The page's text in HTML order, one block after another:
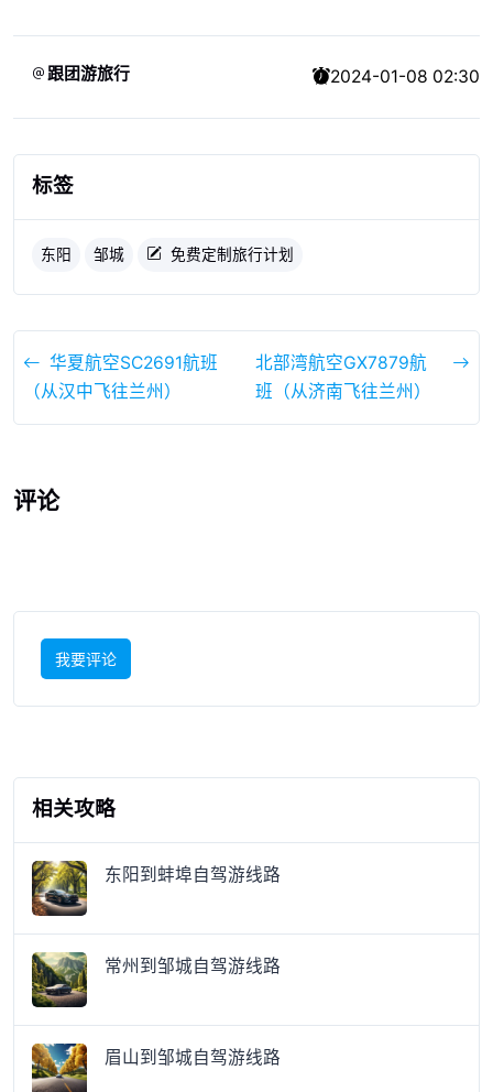
跟团游旅行 2024-01-08 02:30
标签
东阳 邹城 免费定制旅行计划
华夏航空SC2691航班
（从汉中飞往兰州）
北部湾航空GX7879航
班（从济南飞往兰州）
评论
我要评论
相关攻略
东阳到蚌埠自驾游线路
常州到邹城自驾游线路
眉山到邹城自驾游线路